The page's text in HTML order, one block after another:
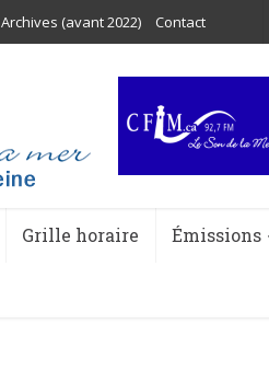
Archives (avant 2022) Contact
Grille horaire Émissions